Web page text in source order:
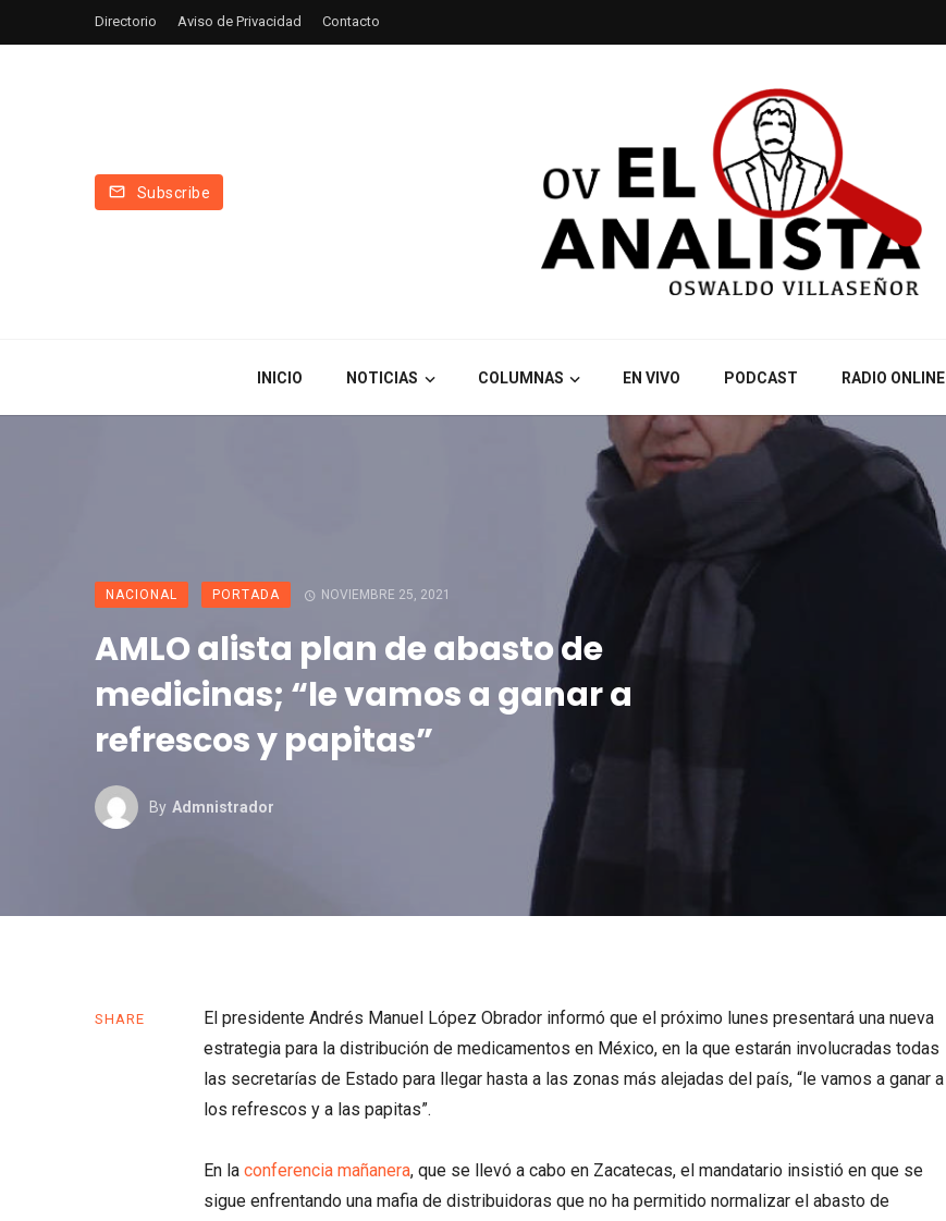
Directorio Aviso de Privacidad Contacto
Subscribe
INICIO NOTICIAS COLUMNAS EN VIVO PODCAST RADIO ONLINE
NACIONAL PORTADA NOVIEMBRE 25, 2021
AMLO alista plan de abasto de
medicinas; “le vamos a ganar a
refrescos y papitas”
By Admnistrador
SHARE
El presidente Andrés Manuel López Obrador informó que el próximo lunes presentará una nueva
estrategia para la distribución de medicamentos en México, en la que estarán involucradas todas
las secretarías de Estado para llegar hasta a las zonas más alejadas del país, “le vamos a ganar a
los refrescos y a las papitas”.
En la conferencia mañanera, que se llevó a cabo en Zacatecas, el mandatario insistió en que se
sigue enfrentando una mafia de distribuidoras que no ha permitido normalizar el abasto de